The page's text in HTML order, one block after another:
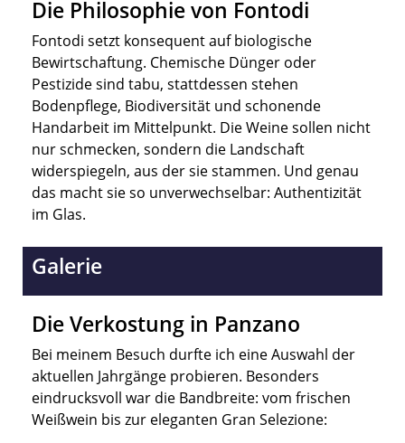
Die Philosophie von Fontodi
Fontodi setzt konsequent auf biologische
Bewirtschaftung. Chemische Dünger oder
Pestizide sind tabu, stattdessen stehen
Bodenpflege, Biodiversität und schonende
Handarbeit im Mittelpunkt. Die Weine sollen nicht
nur schmecken, sondern die Landschaft
widerspiegeln, aus der sie stammen. Und genau
das macht sie so unverwechselbar: Authentizität
im Glas.
Galerie
Die Verkostung in Panzano
Bei meinem Besuch durfte ich eine Auswahl der
aktuellen Jahrgänge probieren. Besonders
eindrucksvoll war die Bandbreite: vom frischen
Weißwein bis zur eleganten Gran Selezione: